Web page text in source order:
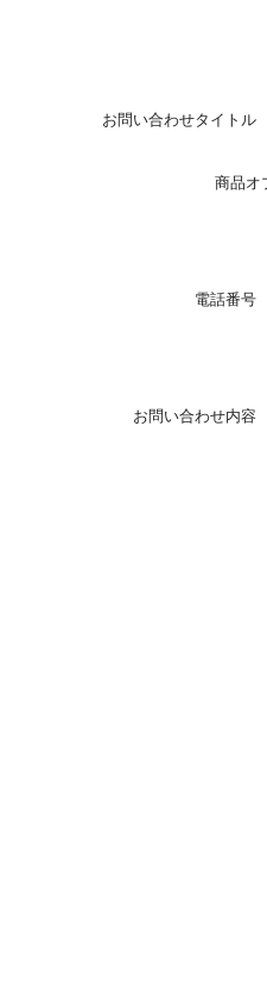
お問い合わせタイトル
商品オ
電話番号
お問い合わせ内容